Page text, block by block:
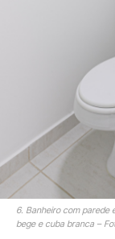
6. Banheiro com parede
bege e cuba branca –